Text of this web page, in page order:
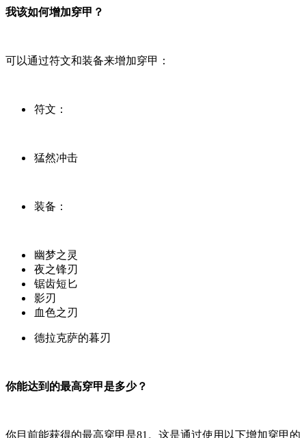
我该如何增加穿甲？
可以通过符文和装备来增加穿甲：
符文：
猛然冲击
装备：
幽梦之灵
夜之锋刃
锯齿短匕
影刃
血色之刃
德拉克萨的暮刃
你能达到的最高穿甲是多少？
你目前能获得的最高穿甲是81。这是通过使用以下增加穿甲的